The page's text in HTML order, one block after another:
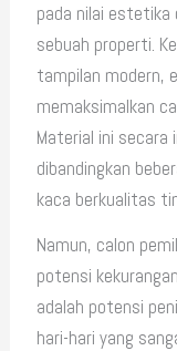
pada nilai estetika
sebuah properti.
tampilan modern,
memaksimalkan
Material ini secara
dibandingkan
kaca berkualitas
Namun, calon
potensi
adalah potensi
hari-hari yang